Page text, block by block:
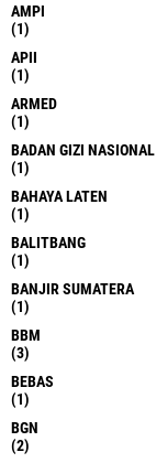
AMPI
(1)
APII
(1)
ARMED
(1)
BADAN GIZI NASIONAL
(1)
BAHAYA LATEN
(1)
BALITBANG
(1)
BANJIR SUMATERA
(1)
BBM
(3)
BEBAS
(1)
BGN
(2)